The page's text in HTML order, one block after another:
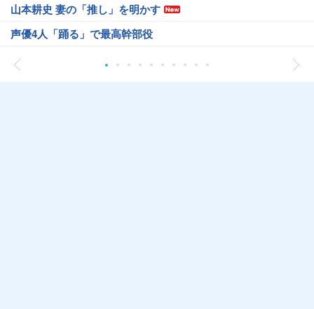
山本耕史 妻の「推し」を明かす
声優4人「踊る」で最高幹部役